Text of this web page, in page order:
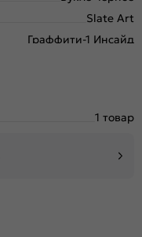
Slate Art
Граффити-1 Инсайд
конструкционная
тиснением.
1 товар